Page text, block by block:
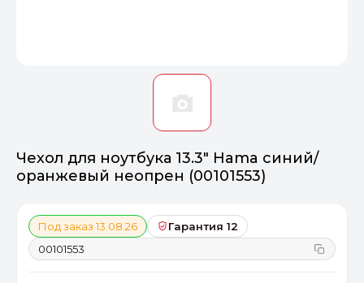
Чехол для ноутбука 13.3" Hama синий/
оранжевый неопрен (00101553)
Под заказ 13.08.26
Гарантия 12
00101553